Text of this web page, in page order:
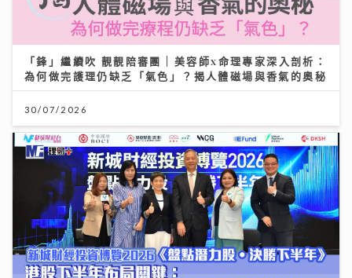
「鋒」繼續吹 靚靚陪審團 | 美容師x命理專家深入剖析：
為何做完護理仍缺乏「氣色」？揭人體磁場與香氣的奧秘
30/07/2026